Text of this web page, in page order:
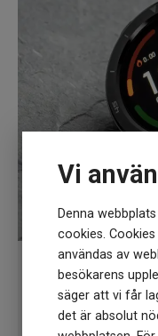
Vi
Denna
cookies.
användas av
besökarens
säger att vi får
det är absolut
Head
Head klockor